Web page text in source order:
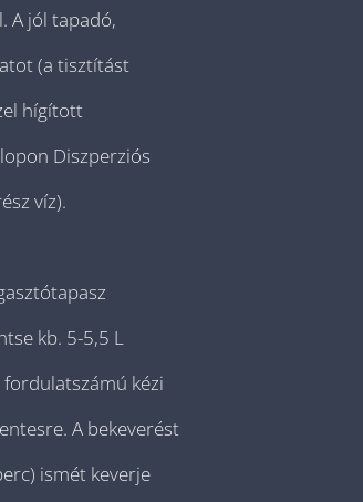
A jól tapadó,
(a tisztítást
hígított
Diszperziós
víz).
kb. 5-5,5 L
kézi
A bekeverést
ismét keverje